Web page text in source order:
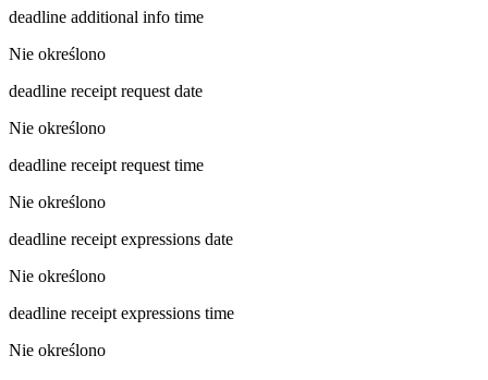
deadline additional info time
Nie określono
deadline receipt request date
Nie określono
deadline receipt request time
Nie określono
deadline receipt expressions date
Nie określono
deadline receipt expressions time
Nie określono